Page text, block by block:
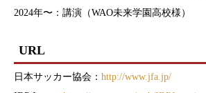
2024年〜：講演（WAO未来学園高校様）
URL
日本サッカー協会： http://www.jfa.jp/